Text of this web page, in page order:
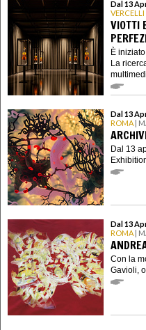
Dal 13
VERCELLI
VIOTTI
È
La
Dal 13
ROMA |
Dal 13
Dal 13
ROMA |
Con la
Gavioli,